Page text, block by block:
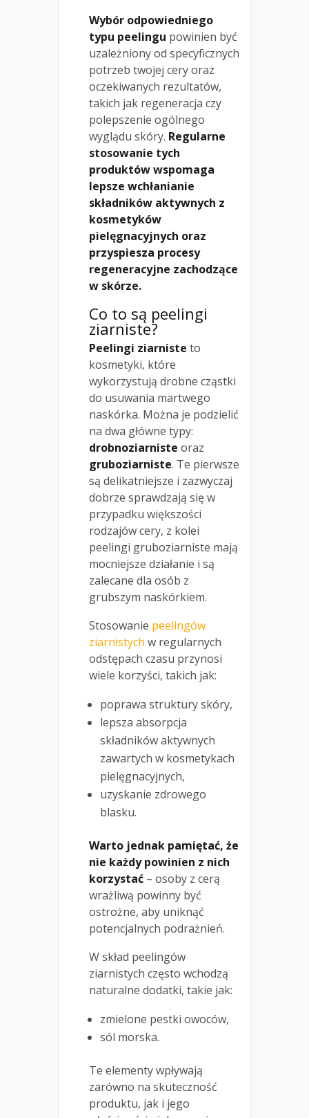
Wybór odpowiedniego
typu peelingu powinien być
uzależniony od specyficznych
potrzeb twojej cery oraz
oczekiwanych rezultatów,
takich jak regeneracja czy
polepszenie ogólnego
wyglądu skóry. Regularne
stosowanie tych
produktów wspomaga
lepsze wchłanianie
składników aktywnych z
kosmetyków
pielęgnacyjnych oraz
przyspiesza procesy
regeneracyjne zachodzące
w skórze.
Co to są peelingi
ziarniste?
Peelingi ziarniste to
kosmetyki, które
wykorzystują drobne cząstki
do usuwania martwego
naskórka. Można je podzielić
na dwa główne typy:
drobnoziarniste oraz
gruboziarniste. Te pierwsze
są delikatniejsze i zazwyczaj
dobrze sprawdzają się w
przypadku większości
rodzajów cery, z kolei
peelingi gruboziarniste mają
mocniejsze działanie i są
zalecane dla osób z
grubszym naskórkiem.
Stosowanie peelingów
ziarnistych w regularnych
odstępach czasu przynosi
wiele korzyści, takich jak:
poprawa struktury skóry,
lepsza absorpcja
składników aktywnych
zawartych w kosmetykach
pielęgnacyjnych,
uzyskanie zdrowego
blasku.
Warto jednak pamiętać, że
nie każdy powinien z nich
korzystać – osoby z cerą
wrażliwą powinny być
ostrożne, aby uniknąć
potencjalnych podrażnień.
W skład peelingów
ziarnistych często wchodzą
naturalne dodatki, takie jak:
zmielone pestki owoców,
sól morska.
Te elementy wpływają
zarówno na skuteczność
produktu, jak i jego